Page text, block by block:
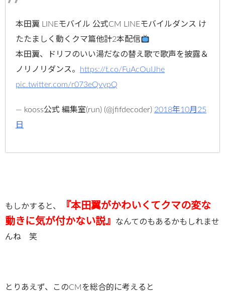
本田翼 LINEモバイル 公式CM LINEモバイルダンス け
たたましく動くクマ篇他計2本配信
本田翼、ドリフのいい湯だなの替え歌で歌声を披露＆
ノリノリダンス。
https://t.co/FuAcOuIJhe
pic.twitter.com/r073eQvypQ
— kooss公式 編集室(run) (@jfifdecoder) 2018年10月25
日
もしかすると、 『本 田翼がかわいくてクマの変な
動きに気が付かない説』
なんてのもあるかもしれませ
んね 笑
とりあえず、このCMを総合的に考えると